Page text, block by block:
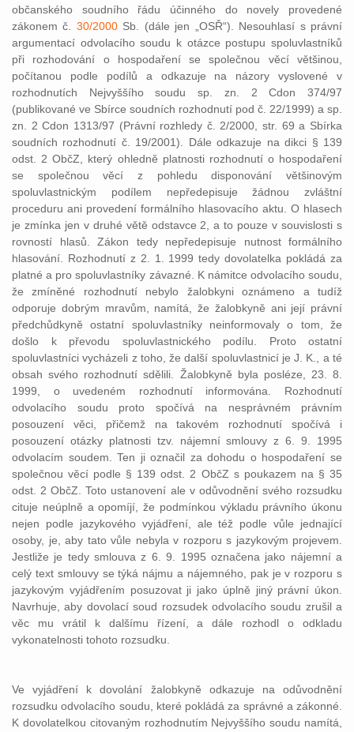
občanského soudního řádu účinného do novely provedené
zákonem č. 30/2000Sb. (dále jen „OSŘ“). Nesouhlasí s právní
argumentací odvolacího soudu k otázce postupu spoluvlastníků
při rozhodování o hospodaření se společnou věcí většinou,
počítanou podle podílů a odkazuje na názory vyslovené v
rozhodnutích Nejvyššího soudu sp. zn. 2 Cdon 374/97
(publikované ve Sbírce soudních rozhodnutí pod č. 22/1999) a sp.
zn. 2 Cdon 1313/97 (Právní rozhledy č. 2/2000, str. 69 a Sbírka
soudních rozhodnutí č. 19/2001). Dále odkazuje na dikci § 139
odst. 2 ObčZ, který ohledně platnosti rozhodnutí o hospodaření
se společnou věcí z pohledu disponování většinovým
spoluvlastnickým podílem nepředepisuje žádnou zvláštní
proceduru ani provedení formálního hlasovacího aktu. O hlasech
je zmínka jen v druhé větě odstavce 2, a to pouze v souvislosti s
rovností hlasů. Zákon tedy nepředepisuje nutnost formálního
hlasování. Rozhodnutí z 2. 1. 1999 tedy dovolatelka pokládá za
platné a pro spoluvlastníky závazné. K námitce odvolacího soudu,
že zmíněné rozhodnutí nebylo žalobkyni oznámeno a tudíž
odporuje dobrým mravům, namítá, že žalobkyně ani její právní
předchůdkyně ostatní spoluvlastníky neinformovaly o tom, že
došlo k převodu spoluvlastnického podílu. Proto ostatní
spoluvlastníci vycházeli z toho, že další spoluvlastnicí je J. K., a té
obsah svého rozhodnutí sdělili. Žalobkyně byla posléze, 23. 8.
1999, o uvedeném rozhodnutí informována. Rozhodnutí
odvolacího soudu proto spočívá na nesprávném právním
posouzení věci, přičemž na takovém rozhodnutí spočívá i
posouzení otázky platnosti tzv. nájemní smlouvy z 6. 9. 1995
odvolacím soudem. Ten ji označil za dohodu o hospodaření se
společnou věcí podle § 139 odst. 2 ObčZ s poukazem na § 35
odst. 2 ObčZ. Toto ustanovení ale v odůvodnění svého rozsudku
cituje neúplně a opomíjí, že podmínkou výkladu právního úkonu
nejen podle jazykového vyjádření, ale též podle vůle jednající
osoby, je, aby tato vůle nebyla v rozporu s jazykovým projevem.
Jestliže je tedy smlouva z 6. 9. 1995 označena jako nájemní a
celý text smlouvy se týká nájmu a nájemného, pak je v rozporu s
jazykovým vyjádřením posuzovat ji jako úplně jiný právní úkon.
Navrhuje, aby dovolací soud rozsudek odvolacího soudu zrušil a
věc mu vrátil k dalšímu řízení, a dále rozhodl o odkladu
vykonatelnosti tohoto rozsudku.
Ve vyjádření k dovolání žalobkyně odkazuje na odůvodnění
rozsudku odvolacího soudu, které pokládá za správné a zákonné.
K dovolatelkou citovaným rozhodnutím Nejvyššího soudu namítá,